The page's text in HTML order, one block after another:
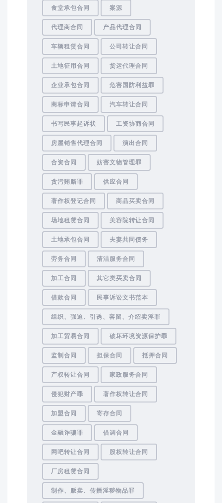
食堂承包合同 案源
代理商合同 产品代理合同
车辆租赁合同 公司转让合同
土地征用合同 货运代理合同
企业承包合同 危害国防利益罪
商标申请合同 汽车转让合同
书写民事起诉状 工资协商合同
房屋销售代理合同 演出合同
合资合同 妨害文物管理罪
贪污贿赂罪 供应合同
著作权登记合同 商品买卖合同
场地租赁合同 美容院转让合同
土地承包合同 夫妻共同债务
劳务合同 清洁服务合同
加工合同 其它类买卖合同
借款合同 民事诉讼文书范本
组织、强迫、引诱、容留、介绍卖淫罪
加工贸易合同 破坏环境资源保护罪
监制合同 担保合同 抵押合同
产权转让合同 家政服务合同
侵犯财产罪 著作权转让合同
加盟合同 寄存合同
金融诈骗罪 借调合同
网吧转让合同 股权转让合同
厂房租赁合同
制作、贩卖、传播淫秽物品罪